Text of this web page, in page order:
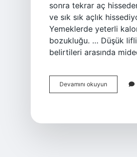
sonra tekrar aç
ve sık sık açlık
Yemeklerde yeterli
bozukluğu. … Düşük
belirtileri arasında
Devamını okuyun
Sürekli